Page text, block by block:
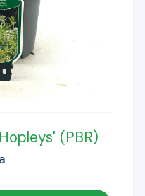
(PBR)